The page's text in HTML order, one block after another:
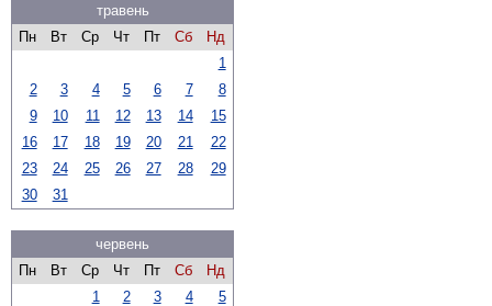
травень
Пн
Вт Ср Чт Пт Сб
Нд
1
2
3 4 5 6 7
8
9
10 11 12 13 14
15
16
17 18 19 20 21
22
23
24 25 26 27 28
29
30
31
червень
Пн
Вт Ср Чт Пт Сб
Нд
1
2 3 4
5